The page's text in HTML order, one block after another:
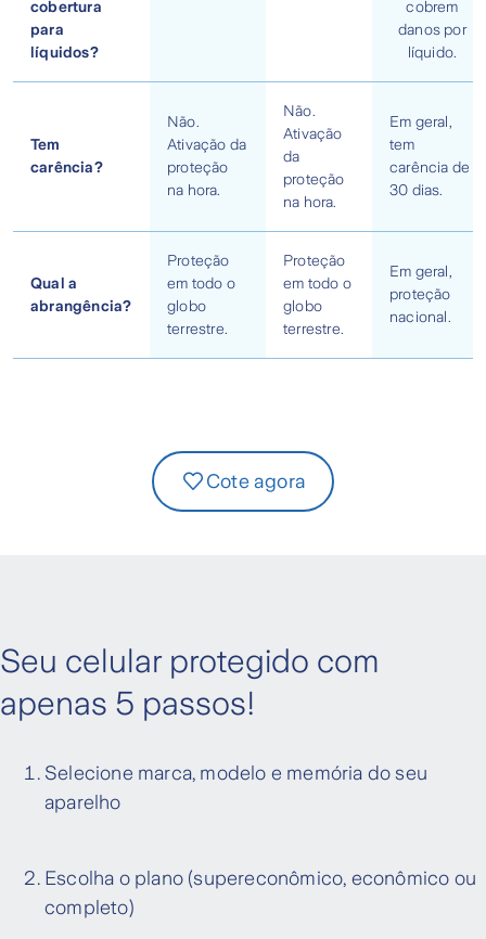
cobertura
para
líquidos?
cobrem
danos por
líquido.
Tem
carência?
Não.
Ativação da
proteção
na hora.
Não.
Ativação
da
proteção
na hora.
Em geral,
tem
carência de
30 dias.
Qual a
abrangência?
Proteção
em todo o
globo
terrestre.
Proteção
em todo o
globo
terrestre.
Em geral,
proteção
nacional.
Cote agora
Seu celular protegido com
apenas 5 passos!
Selecione marca, modelo e memória do seu
aparelho
Escolha o plano (supereconômico, econômico ou
completo)